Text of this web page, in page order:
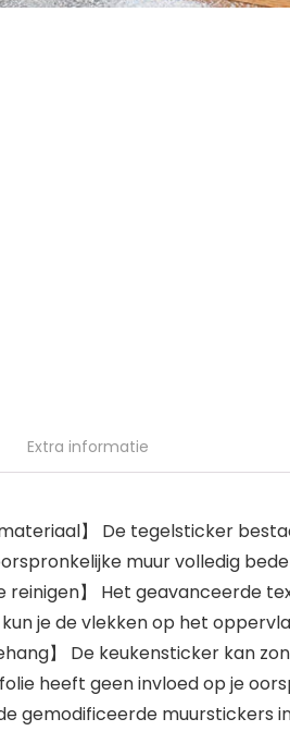
Extra informatie
materiaal】 De tegelsticker
muur volledig
reinigen】 Het
je de vlekken op het
】 De keukensticker kan
heeft geen invloed op je
de gemodificeerde